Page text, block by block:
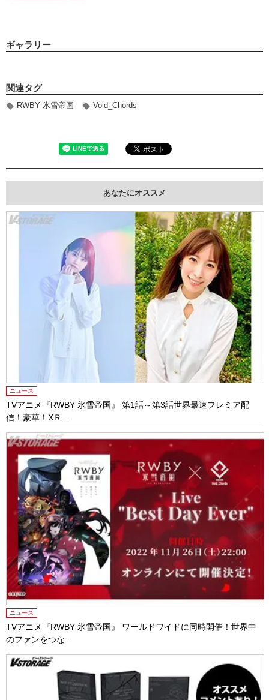
ギャラリー
関連タグ
RWBY 氷雪帝国 Void_Chords
あなたにオススメ
ニュース
TVアニメ『RWBY 氷雪帝国』 第1話～第3話世界最速プレミア配
信！豪華！XＲ...
ニュース
TVアニメ『RWBY 氷雪帝国』 ワールドワイドに同時開催！世界中
のファンをつな...